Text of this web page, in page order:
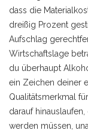
dass die
dreißig Prozent
Aufschlag
Wirtschaftslage
du überhaupt
ein Zeichen deiner
Qualitätsmerkmal
darauf
werden müssen,